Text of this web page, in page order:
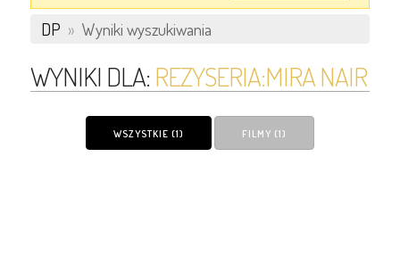
DP » Wyniki wyszukiwania
WYNIKI DLA: REZYSERIA:MIRA NAIR
WSZYSTKIE (1) FILMY (1)